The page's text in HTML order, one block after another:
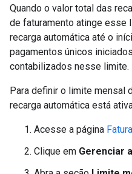
Quando o valor total das
de faturamento atinge esse
recarga automática até o
pagamentos únicos
contabilizados nesse limite.
Para definir o limite mensal
recarga automática está
Acesse a página
Clique em Gerenciar